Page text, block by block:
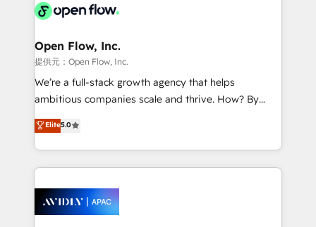
integrated buyers journey. Elixir is located in
and Amsterdam. Elixir is a first mover and leader
when it comes to HubSpot sales and service
implementations, highly renowned for our business
acumen, process (re-)design experience and a
integrate HubSpot with complex solutions like SAP,
MicroSoft, custom solutions,... Our company also has
Retail execution, CPQ, customer portals and
HubSpot CMS developments. And we're champions
Open Flow, Inc.
提供元：Open Flow, Inc.
We’re a full-stack growth agency that helps
ambitious companies scale and thrive. How? By
upgrading and streamlining every single revenue-
generating aspect of your business. We’re proud
HubSpot Elite Solutions Partners and devout CRM
nerds who can harness HubSpot’s custom digital
experience. Working hand-in-hand with your team,
we’ll assemble a RevOps machine that drives more
Elite5.0